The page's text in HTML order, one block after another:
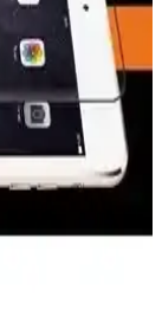
ekran
sağlar,
çeker.
Koruyucu
detaylı bilgi.